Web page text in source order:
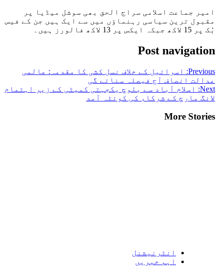
امیر جماعت اسلامی سراج الحق بھی سوشل میڈیا پر
مقبول ترین سیاسی رہنماؤں میں سے ایک ہیں جن کے فیس
بُک پر 15 لاکھ جبکہ ایکس پر 13 لاکھ فالورز ہیں۔
Post navigation
Previous:
اسرائیل کے خلاف نسل کشی کا مقدمہ: عالمی
عدالت انصاف آج فیصلہ سنائے گی
Next:
اسلام آباد سے بلوچ یکجہتی کمیٹی کے زیر اہتمام
لانگ مارچ کے شرکاء کی کوئٹہ آمد
More Stories
انٹرنیشنل
اہم خبریں